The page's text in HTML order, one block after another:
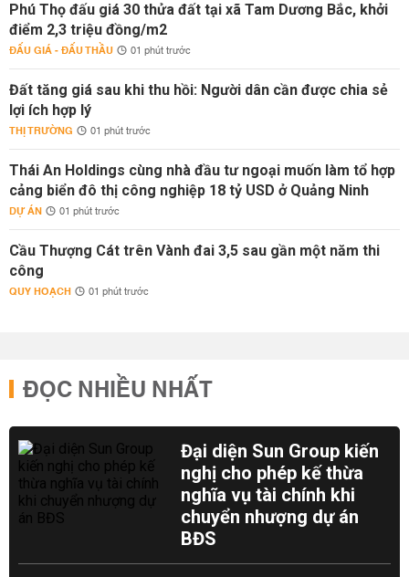
Phú Thọ đấu giá 30 thửa đất tại xã Tam Dương Bắc, khởi
điểm 2,3 triệu đồng/m2
ĐẤU GIÁ - ĐẤU THẦU 01 phút trước
Đất tăng giá sau khi thu hồi: Người dân cần được chia sẻ
lợi ích hợp lý
THỊ TRƯỜNG 01 phút trước
Thái An Holdings cùng nhà đầu tư ngoại muốn làm tổ hợp
cảng biển đô thị công nghiệp 18 tỷ USD ở Quảng Ninh
DỰ ÁN 01 phút trước
Cầu Thượng Cát trên Vành đai 3,5 sau gần một năm thi
công
QUY HOẠCH 01 phút trước
ĐỌC NHIỀU NHẤT
Đại diện Sun Group kiến
nghị cho phép kế thừa
nghĩa vụ tài chính khi
chuyển nhượng dự án
BĐS